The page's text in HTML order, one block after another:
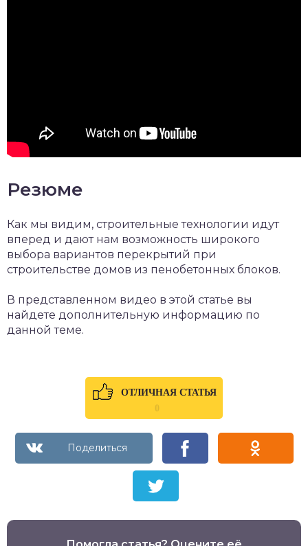
Резюме
Как мы видим, строительные технологии идут
вперед и дают нам возможность широкого
выбора вариантов перекрытий при
строительстве домов из пенобетонных блоков.
В представленном видео в этой статье вы
найдете дополнительную информацию по
данной теме.
ОТЛИЧНАЯ СТАТЬЯ
0